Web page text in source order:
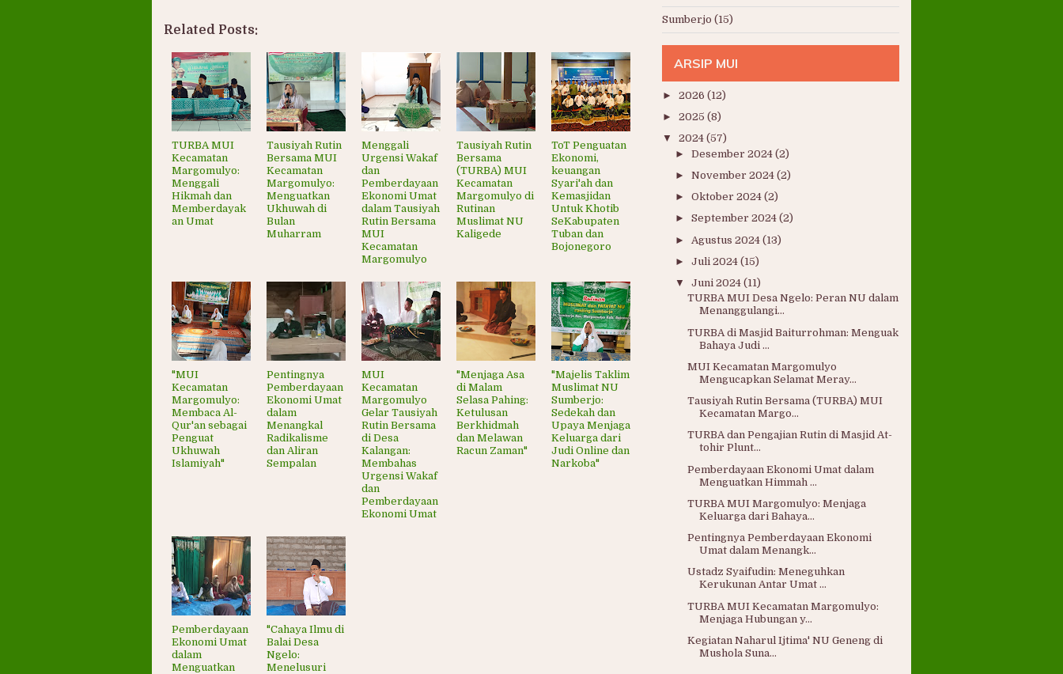
Related Posts:
TURBA MUI
Kecamatan
Margomulyo:
Menggali
Hikmah dan
Memberdayak
an Umat
Tausiyah Rutin
Bersama MUI
Kecamatan
Margomulyo:
Menguatkan
Ukhuwah di
Bulan
Muharram
Menggali
Urgensi Wakaf
dan
Pemberdayaan
Ekonomi Umat
dalam Tausiyah
Rutin Bersama
MUI
Kecamatan
Margomulyo
Tausiyah Rutin
Bersama
(TURBA) MUI
Kecamatan
Margomulyo di
Rutinan
Muslimat NU
Kaligede
ToT Penguatan
Ekonomi,
keuangan
Syari'ah dan
Kemasjidan
Untuk Khotib
SeKabupaten
Tuban dan
Bojonegoro
"MUI
Kecamatan
Margomulyo:
Membaca Al-
Qur'an sebagai
Penguat
Ukhuwah
Islamiyah"
Pentingnya
Pemberdayaan
Ekonomi Umat
dalam
Menangkal
Radikalisme
dan Aliran
Sempalan
MUI
Kecamatan
Margomulyo
Gelar Tausiyah
Rutin Bersama
di Desa
Kalangan:
Membahas
Urgensi Wakaf
dan
Pemberdayaan
Ekonomi Umat
"Menjaga Asa
di Malam
Selasa Pahing:
Ketulusan
Berkhidmah
dan Melawan
Racun Zaman"
"Majelis Taklim
Muslimat NU
Sumberjo:
Sedekah dan
Upaya Menjaga
Keluarga dari
Judi Online dan
Narkoba"
Pemberdayaan
Ekonomi Umat
dalam
Menguatkan
"Cahaya Ilmu di
Balai Desa
Ngelo:
Menelusuri
Sumberjo (15)
ARSIP MUI
► 2026 (12)
► 2025 (8)
▼ 2024 (57)
► Desember 2024 (2)
► November 2024 (2)
► Oktober 2024 (2)
► September 2024 (2)
► Agustus 2024 (13)
► Juli 2024 (15)
▼ Juni 2024 (11)
TURBA MUI Desa Ngelo: Peran NU dalam
Menanggulangi...
TURBA di Masjid Baiturrohman: Menguak
Bahaya Judi ...
MUI Kecamatan Margomulyo
Mengucapkan Selamat Meray...
Tausiyah Rutin Bersama (TURBA) MUI
Kecamatan Margo...
TURBA dan Pengajian Rutin di Masjid At-
tohir Plunt...
Pemberdayaan Ekonomi Umat dalam
Menguatkan Himmah ...
TURBA MUI Margomulyo: Menjaga
Keluarga dari Bahaya...
Pentingnya Pemberdayaan Ekonomi
Umat dalam Menangk...
Ustadz Syaifudin: Meneguhkan
Kerukunan Antar Umat ...
TURBA MUI Kecamatan Margomulyo:
Menjaga Hubungan y...
Kegiatan Naharul Ijtima' NU Geneng di
Mushola Suna...